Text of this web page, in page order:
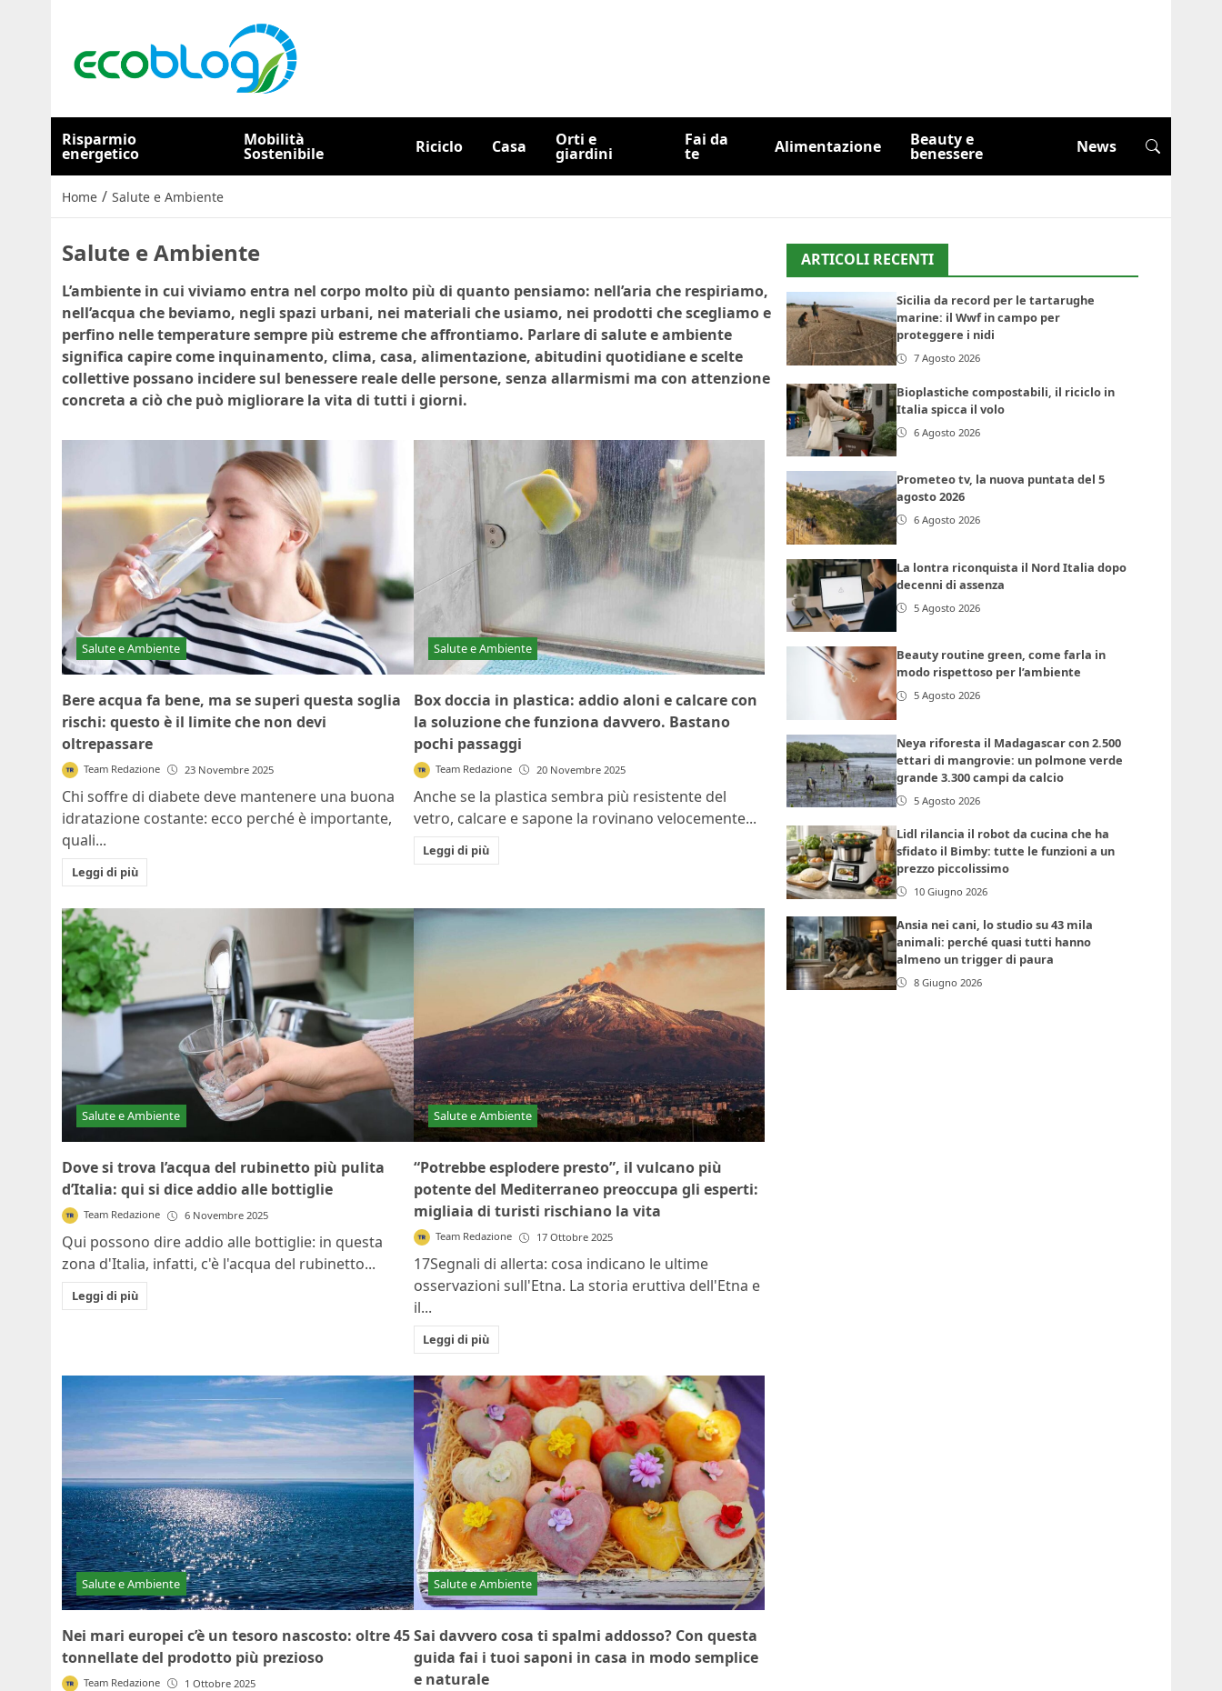
Risparmio
energetico
Mobilità
Sostenibile Riciclo Casa Orti e
giardini
Fai da
te Alimentazione Beauty e
benessere News
Home / Salute e Ambiente
Salute e Ambiente
L’ambiente in cui viviamo entra nel corpo molto più di quanto pensiamo: nell’aria che respiriamo,
nell’acqua che beviamo, negli spazi urbani, nei materiali che usiamo, nei prodotti che scegliamo e
perfino nelle temperature sempre più estreme che affrontiamo. Parlare di salute e ambiente
significa capire come inquinamento, clima, casa, alimentazione, abitudini quotidiane e scelte
collettive possano incidere sul benessere reale delle persone, senza allarmismi ma con attenzione
concreta a ciò che può migliorare la vita di tutti i giorni.
Salute e Ambiente
Bere acqua fa bene, ma se superi questa soglia
rischi: questo è il limite che non devi
oltrepassare
Team Redazione 23 Novembre 2025
Chi soffre di diabete deve mantenere una buona
idratazione costante: ecco perché è importante,
quali...
Leggi di più
Salute e Ambiente
Box doccia in plastica: addio aloni e calcare con
la soluzione che funziona davvero. Bastano
pochi passaggi
Team Redazione 20 Novembre 2025
Anche se la plastica sembra più resistente del
vetro, calcare e sapone la rovinano velocemente...
Leggi di più
Salute e Ambiente
Dove si trova l’acqua del rubinetto più pulita
d’Italia: qui si dice addio alle bottiglie
Team Redazione 6 Novembre 2025
Qui possono dire addio alle bottiglie: in questa
zona d'Italia, infatti, c'è l'acqua del rubinetto...
Leggi di più
Salute e Ambiente
“Potrebbe esplodere presto”, il vulcano più
potente del Mediterraneo preoccupa gli esperti:
migliaia di turisti rischiano la vita
Team Redazione 17 Ottobre 2025
17Segnali di allerta: cosa indicano le ultime
osservazioni sull'Etna. La storia eruttiva dell'Etna e
il...
Leggi di più
Salute e Ambiente
Nei mari europei c’è un tesoro nascosto: oltre 45
tonnellate del prodotto più prezioso
Team Redazione 1 Ottobre 2025
Salute e Ambiente
Sai davvero cosa ti spalmi addosso? Con questa
guida fai i tuoi saponi in casa in modo semplice
e naturale
ARTICOLI RECENTI
Sicilia da record per le tartarughe
marine: il Wwf in campo per
proteggere i nidi
7 Agosto 2026
Bioplastiche compostabili, il riciclo in
Italia spicca il volo
6 Agosto 2026
Prometeo tv, la nuova puntata del 5
agosto 2026
6 Agosto 2026
La lontra riconquista il Nord Italia dopo
decenni di assenza
5 Agosto 2026
Beauty routine green, come farla in
modo rispettoso per l’ambiente
5 Agosto 2026
Neya riforesta il Madagascar con 2.500
ettari di mangrovie: un polmone verde
grande 3.300 campi da calcio
5 Agosto 2026
Lidl rilancia il robot da cucina che ha
sfidato il Bimby: tutte le funzioni a un
prezzo piccolissimo
10 Giugno 2026
Ansia nei cani, lo studio su 43 mila
animali: perché quasi tutti hanno
almeno un trigger di paura
8 Giugno 2026